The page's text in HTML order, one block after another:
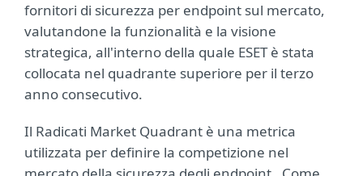
fornitori di sicurezza per endpoint sul mercato,
valutandone la funzionalità e la visione
strategica, all'interno della quale ESET è stata
collocata nel quadrante superiore per il terzo
anno consecutivo.
Il Radicati Market Quadrant è una metrica
utilizzata per definire la competizione nel